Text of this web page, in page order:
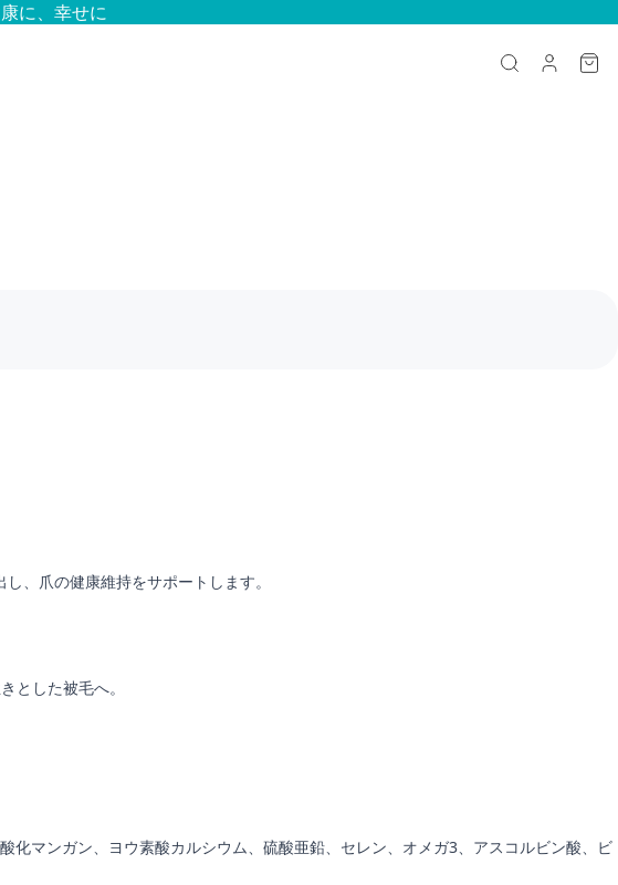
に、幸せに
、爪の健康維持をサポートします。
とした被毛へ。
マンガン、ヨウ素酸カルシウム、硫酸亜鉛、セレン、オメガ3、アスコルビン酸、ビ